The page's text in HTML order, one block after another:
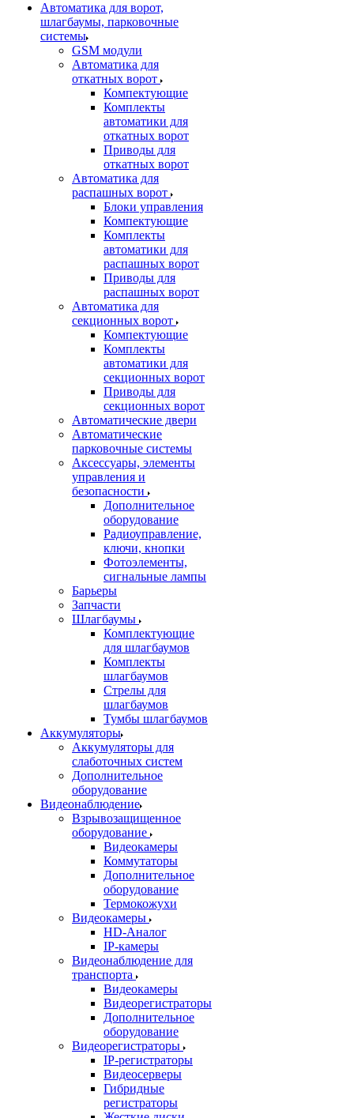
Автоматика для ворот,
шлагбаумы, парковочные
системы
GSM модули
Автоматика для
откатных ворот
Компектующие
Комплекты
автоматики для
откатных ворот
Приводы для
откатных ворот
Автоматика для
распашных ворот
Блоки управления
Компектующие
Комплекты
автоматики для
распашных ворот
Приводы для
распашных ворот
Автоматика для
секционных ворот
Компектующие
Комплекты
автоматики для
секционных ворот
Приводы для
секционных ворот
Автоматические двери
Автоматические
парковочные системы
Аксессуары, элементы
управления и
безопасности
Дополнительное
оборудование
Радиоуправление,
ключи, кнопки
Фотоэлементы,
сигнальные лампы
Барьеры
Запчасти
Шлагбаумы
Комплектующие
для шлагбаумов
Комплекты
шлагбаумов
Стрелы для
шлагбаумов
Тумбы шлагбаумов
Аккумуляторы
Аккумуляторы для
слаботочных систем
Дополнительное
оборудование
Видеонаблюдение
Взрывозащищенное
оборудование
Видеокамеры
Коммутаторы
Дополнительное
оборудование
Термокожухи
Видеокамеры
HD-Аналог
IP-камеры
Видеонаблюдение для
транспорта
Видеокамеры
Видеорегистраторы
Дополнительное
оборудование
Видеорегистраторы
IP-регистраторы
Видеосерверы
Гибридные
регистраторы